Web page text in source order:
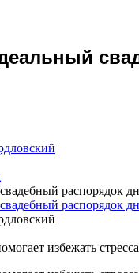
распорядок
избежать